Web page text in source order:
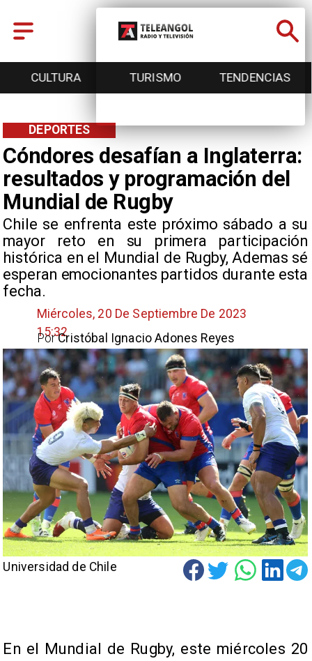
CULTURA TURISMO TENDENCIAS
Cóndores desafían a Inglaterra:
resultados y programación del
Mundial de Rugby
​Chile se enfrenta este próximo sábado a su
mayor reto en su primera participación
histórica en el Mundial de Rugby, Ademas sé
esperan emocionantes partidos durante esta
fecha.
DEPORTES
Miércoles, 20 De Septiembre De 2023
15:32Cristóbal Ignacio Adones Reyes
Por
Universidad de Chile
En el Mundial de Rugby, este miércoles 20